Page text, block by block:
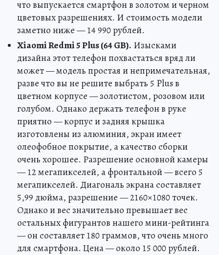
что выпускается смартфон в золотом и черном
цветовых разрешениях. И стоимость модели
заметно ниже — 14 990 рублей.
Xiaomi Redmi 5 Plus (64 GB). Изысками
дизайна этот телефон похвастаться вряд ли
может — модель простая и непримечательная,
разве что вы не решите выбрать 5 Plus в
цветном корпусе — золотистом, розовом или
голубом. Однако держать телефон в руке
приятно — корпус и задняя крышка
изготовлены из алюминия, экран имеет
олеофобное покрытие, а качество сборки
очень хорошее. Разрешение основной камеры
— 12 мегапикселей, а фронтальной — всего 5
мегапикселей. Диагональ экрана составляет
5,99 дюйма, разрешение — 2160×1080 точек.
Однако и вес значительно превышает вес
остальных фигурантов нашего мини-рейтинга
— он составляет 180 граммов, что очень много
для смартфона. Цена — около 15 000 рублей.